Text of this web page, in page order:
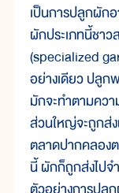
เป็นการปลูกผัก
ผักประเภทนี้ชา
(specialized
อย่างเดียว ปลู
มักจะทำตามคว
ส่วนใหญ่จะถูกส่
ตลาดปากคลอง
นี้ ผักก็ถูกส่งไป